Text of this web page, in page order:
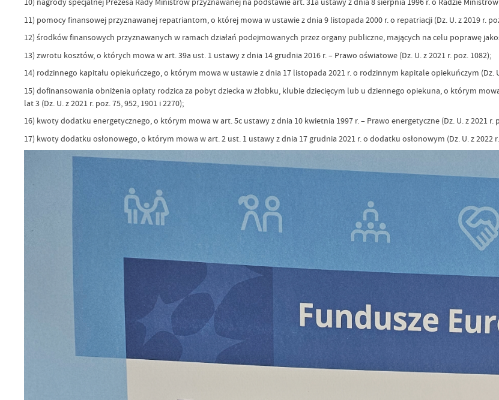
11) pomocy finansowej przyznawanej repatriantom, o której mowa w ustawie z dnia 9 listopada 2000 r. o repatriacji (Dz. U. z 2019 r.
12) środków finansowych przyznawanych w ramach działań podejmowanych przez organy publiczne, mających na celu poprawę
13) zwrotu kosztów, o których mowa w art. 39a ust. 1 ustawy z dnia 14 grudnia 2016 r. – Prawo oświatowe (Dz. U. z 2021 r. poz. 1082);
14) rodzinnego kapitału opiekuńczego, o którym mowa w ustawie z dnia 17 listopada 2021 r. o rodzinnym kapitale opiekuńczym (Dz.
15) dofinansowania obniżenia opłaty rodzica za pobyt dziecka w żłobku, klubie dziecięcym lub u dziennego opiekuna, o którym
lat 3 (Dz. U. z 2021 r. poz. 75, 952, 1901 i 2270);
16) kwoty dodatku energetycznego, o którym mowa w art. 5c ustawy z dnia 10 kwietnia 1997 r. – Prawo energetyczne (Dz. U. z 2021 r.
17) kwoty dodatku osłonowego, o którym mowa w art. 2 ust. 1 ustawy z dnia 17 grudnia 2021 r. o dodatku osłonowym (Dz. U. z 2022 r.